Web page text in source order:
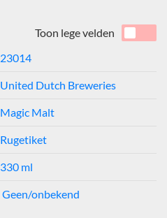
Toon lege velden
23014
United Dutch Breweries
Magic Malt
Rugetiket
330 ml
Geen/onbekend